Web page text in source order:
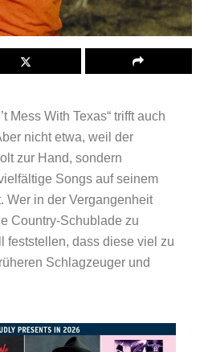
Mess With Texas“ trifft auch
nicht etwa, weil der
zur Hand, sondern
Songs auf seinem
Wer in der Vergangenheit
Country-Schublade zu
feststellen, dass diese viel zu
Schlagzeuger und